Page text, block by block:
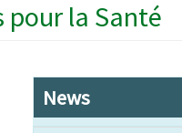
pour la Santé
News